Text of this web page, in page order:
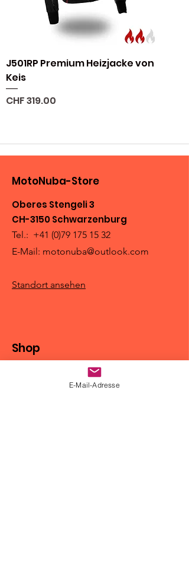
J501RP Premium Heizjacke von
Keis
Preis
CHF 319.00
MotoNuba-Store
Oberes Stengeli 3
CH-3150 Schwarzenburg
Tel.: +41 (0)79 175 15 32
E-Mail: motonuba@outlook.com
Standort ansehen
Shop
Motorradbekleidung
E-Mail-Adresse